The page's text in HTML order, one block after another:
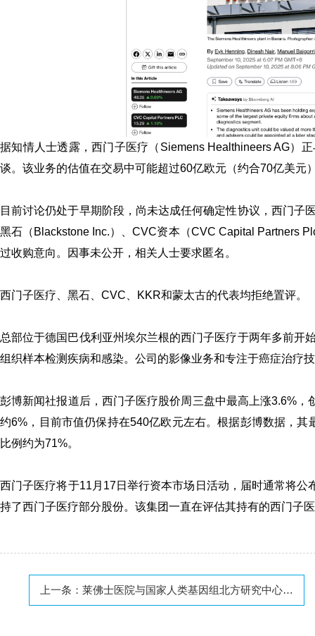
据知情人士透露，西门子医疗（Siemens Healthineers AG）
谈。该业务的估值在交易中可能超过60亿欧元（约合70亿美
目前讨论仍处于早期阶段，尚未达成任何确定性协议，西门
黑石（Blackstone Inc.）、CVC资本（CVC Capital Partners
过收购意向。因事未公开，相关人士要求匿名。
西门子医疗、黑石、CVC、 KKR和蒙太古的代表均拒绝置评。
总部位于德国巴伐利亚州埃尔兰根的西门子医疗于两年多前开
组织样本检测疾病和感染。公司的影像业务和专注于癌症治疗
彭博新闻社报道后，西门子医疗股价周三盘中最高上涨3.6%
约6%，目前市值仍保持在540亿欧元左右。根据彭博数据，
比例约为71%。
西门子医疗将于11月17日举行资本市场日活动，届时通常将
持了西门子医疗部分股份。该集团一直在评估其持有的西门子
上一条： 莱佛士医院与国家人类基因组北方研究中心签署战略合作，共启基因医疗新篇章